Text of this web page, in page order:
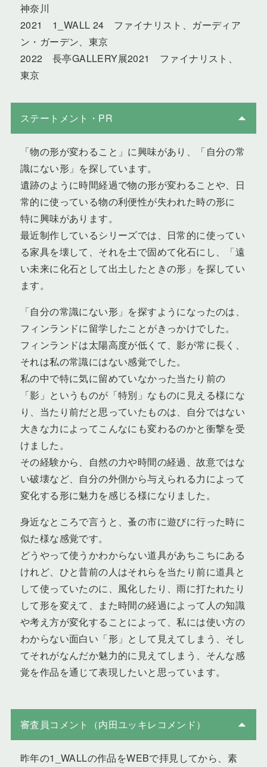
神奈川
2021 1_WALL 24 ファイナリスト、ガーディア
ン・ガーデン、東京
2022 長亭GALLERY展2021 ファイナリスト、
東京
ステートメント・PR
「物の形が変わること」に興味があり、「自分の常
識にない形」を探しています。
遺跡のように時間経過で物の形が変わることや、日
常的に使っている物の利便性が失われた時の形に
特に興味があります。
最近制作しているシリーズでは、日常的に使ってい
る家具を壊して、それを土で固めて化石にし、「遠
い未来に化石として出土したときの形」を探してい
ます。
「自分の常識にない形」を探すようになったのは、
フィンランドに留学したことがきっかけでした。
フィンランドは太陽高度が低くて、影が常に長く、
それは私の常識にはない感覚でした。
私の中で特に気に留めていなかった当たり前の
「影」というものが「特別」なものに見える様にな
り、当たり前だと思っていたものは、自分ではない
大きな力によってこんなにも変わるのかと衝撃を受
けました。
その経験から、自然の力や時間の経過、故意ではな
い破壊など、自分の外側から与えられる力によって
変化する形に魅力を感じる様になりました。
身近なところで言うと、蚤の市に遊びに行った時に
似た様な感覚です。
どうやって使うかわからない道具があちこちにある
けれど、ひと昔前の人はそれらを当たり前に道具と
して使っていたのに、風化したり、雨に打たれたり
して形を変えて、また時間の経過によって人の知識
や考え方が変化することによって、私には使い方の
わからない面白い「形」として見えてしまう、そし
てそれがなんだか魅力的に見えてしまう、そんな感
覚を作品を通じて表現したいと思っています。
審査員コメント（内田ユッキレコメンド）
昨年の1_WALLの作品をWEBで拝見してから、素